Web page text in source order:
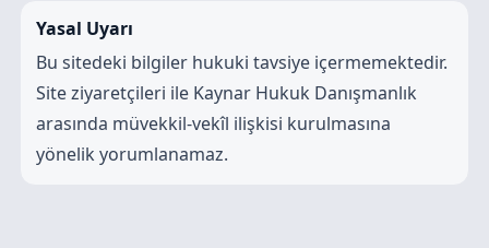
Yasal Uyarı
Bu sitedeki bilgiler hukuki tavsiye içermemektedir.
Site ziyaretçileri ile Kaynar Hukuk Danışmanlık
arasında müvekkil-vekîl ilişkisi kurulmasına
yönelik yorumlanamaz.